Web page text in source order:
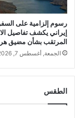
رسوم إلزامية على
إيراني يكشف تفاصيل
المرتقب بشأن مضيق
الجمعة, أغسطس 7, 2026 3:45 م
الطقس